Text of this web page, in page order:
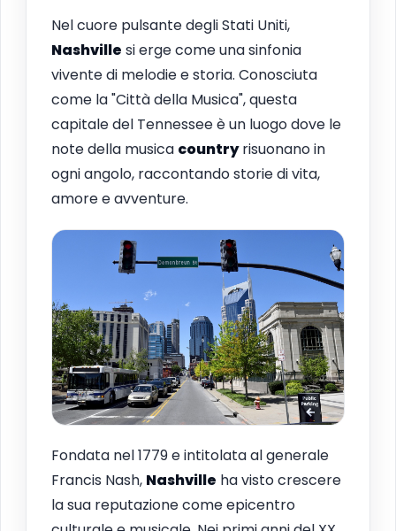
Nel cuore pulsante degli Stati Uniti,
Nashville si erge come una sinfonia
vivente di melodie e storia. Conosciuta
come la "Città della Musica", questa
capitale del Tennessee è un luogo dove le
note della musica countryrisuonano in
ogni angolo, raccontando storie di vita,
amore e avventure.
Fondata nel 1779 e intitolata al generale
Francis Nash, Nashville ha visto crescere
la sua reputazione come epicentro